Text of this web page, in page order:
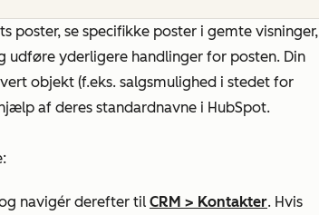
poster, se specifikke poster i gemte visninger,
udføre yderligere handlinger for posten. Din
objekt (f.eks. salgsmulighed i stedet for
af deres standardnavne i HubSpot.
navigér derefter til CRM > Kontakter. Hvis